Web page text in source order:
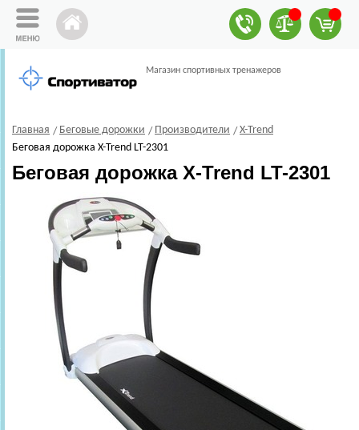
Магазин спортивных тренажеров
Главная Беговые дорожки Производители
X-Trend
Беговая дорожка X-Trend LT-2301
Беговая дорожка X-Trend LT-2301